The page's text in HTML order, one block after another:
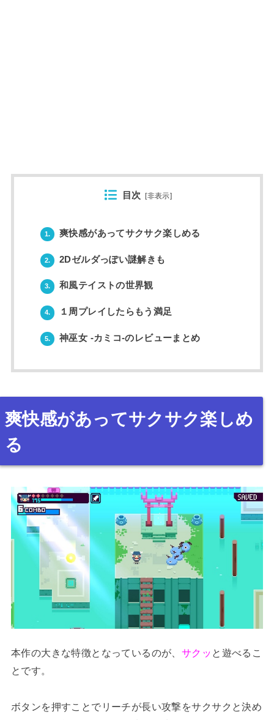
目次 [非表示]
1. 爽快感があってサクサク楽しめる
2. 2Dゼルダっぽい謎解きも
3. 和風テイストの世界観
4. １周プレイしたらもう満足
5. 神巫女 -カミコ-のレビューまとめ
爽快感があってサクサク楽しめ
る
本作の大きな特徴となっているのが、 サクッ と遊べるこ
とです。
ボタンを押すことでリーチが長い攻撃をサクサクと決め